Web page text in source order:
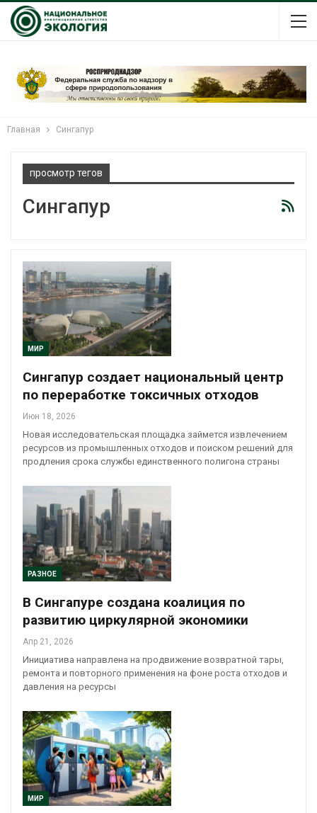
Главная Сингапур
просмотр тегов
Сингапур
МИР
Сингапур создает национальный центр
по переработке токсичных отходов
Июн 18, 2026
Новая исследовательская площадка займется извлечением
ресурсов из промышленных отходов и поиском решений для
продления срока службы единственного полигона страны
РАЗНОЕ
В Сингапуре создана коалиция по
развитию циркулярной экономики
Апр 21, 2026
Инициатива направлена на продвижение возвратной тары,
ремонта и повторного применения на фоне роста отходов и
давления на ресурсы
МИР